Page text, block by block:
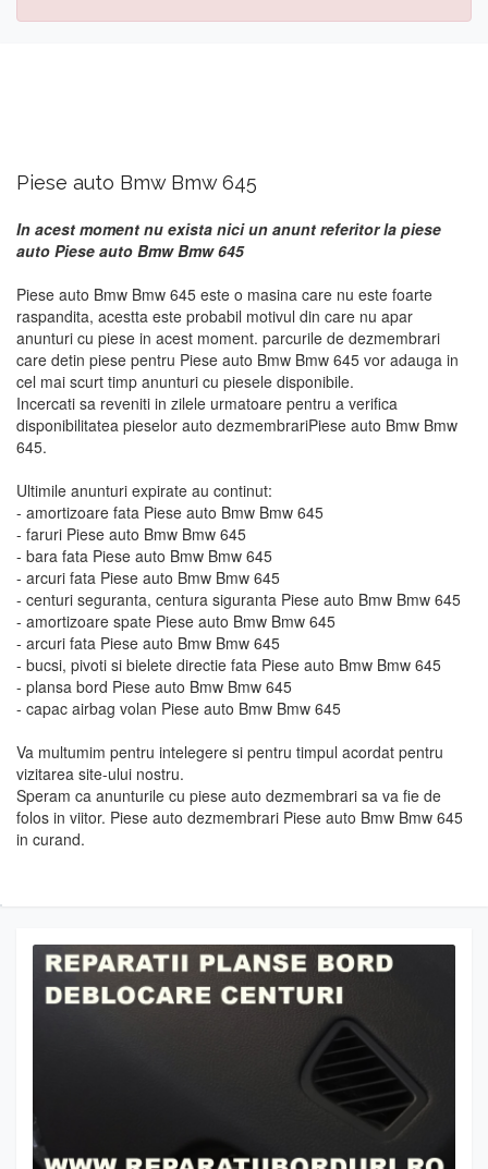
Piese auto Bmw Bmw 645
In acest moment nu exista nici un anunt referitor la piese
auto Piese auto Bmw Bmw 645
Piese auto Bmw Bmw 645 este o masina care nu este foarte
raspandita, acestta este probabil motivul din care nu apar
anunturi cu piese in acest moment. parcurile de dezmembrari
care detin piese pentru Piese auto Bmw Bmw 645 vor adauga in
cel mai scurt timp anunturi cu piesele disponibile.
Incercati sa reveniti in zilele urmatoare pentru a verifica
disponibilitatea pieselor auto dezmembrariPiese auto Bmw Bmw
645.
Ultimile anunturi expirate au continut:
- amortizoare fata Piese auto Bmw Bmw 645
- faruri Piese auto Bmw Bmw 645
- bara fata Piese auto Bmw Bmw 645
- arcuri fata Piese auto Bmw Bmw 645
- centuri seguranta, centura siguranta Piese auto Bmw Bmw 645
- amortizoare spate Piese auto Bmw Bmw 645
- arcuri fata Piese auto Bmw Bmw 645
- bucsi, pivoti si bielete directie fata Piese auto Bmw Bmw 645
- plansa bord Piese auto Bmw Bmw 645
- capac airbag volan Piese auto Bmw Bmw 645
Va multumim pentru intelegere si pentru timpul acordat pentru
vizitarea site-ului nostru.
Speram ca anunturile cu piese auto dezmembrari sa va fie de
folos in viitor. Piese auto dezmembrari Piese auto Bmw Bmw 645
in curand.